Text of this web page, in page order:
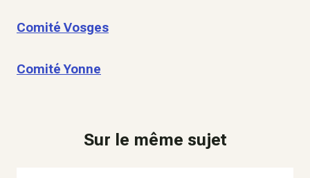
Comité Vosges
Comité Yonne
Sur le même sujet